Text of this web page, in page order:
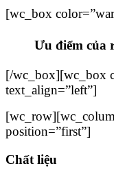
[wc_box
Ưu điểm của
[/wc_box][wc_box
text_align=”left”]
position=”first”]
Chất liệu